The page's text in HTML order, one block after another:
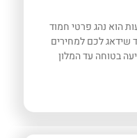
הוא נהג פרטי חמוד
שידאג לכם למחירים
בטוחה עד המלון